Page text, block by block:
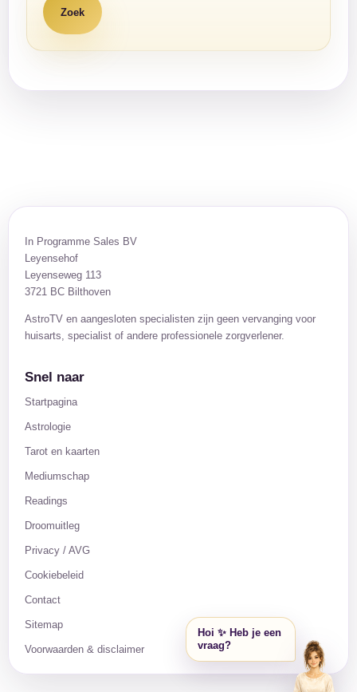
In Programme Sales BV
Leyensehof
Leyenseweg 113
3721 BC Bilthoven
AstroTV en aangesloten specialisten zijn geen vervanging voor
huisarts, specialist of andere professionele zorgverlener.
Snel naar
Startpagina
Astrologie
Tarot en kaarten
Mediumschap
Readings
Droomuitleg
Privacy / AVG
Cookiebeleid
Contact
Sitemap
Voorwaarden & disclaimer
Hoi ✨ Heb je een
vraag?